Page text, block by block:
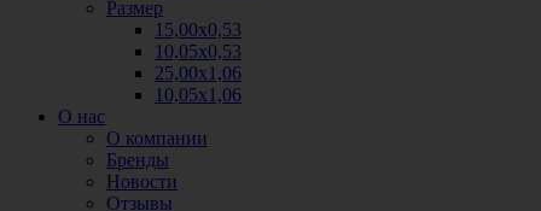
Размер
15,00х0,53
10,05х0,53
25,00х1,06
10,05х1,06
О нас
О компании
Бренды
Новости
Отзывы